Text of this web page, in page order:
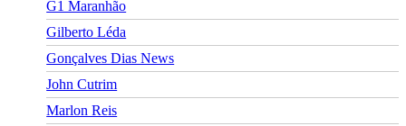
G1 Maranhão
Gilberto Léda
Gonçalves Dias News
John Cutrim
Marlon Reis